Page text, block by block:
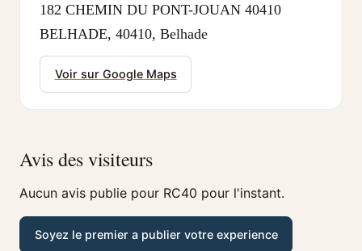
182 CHEMIN DU PONT-JOUAN 40410
BELHADE, 40410, Belhade
Voir sur Google Maps
Avis des visiteurs
Aucun avis publie pour RC40 pour l'instant.
Soyez le premier a publier votre experience